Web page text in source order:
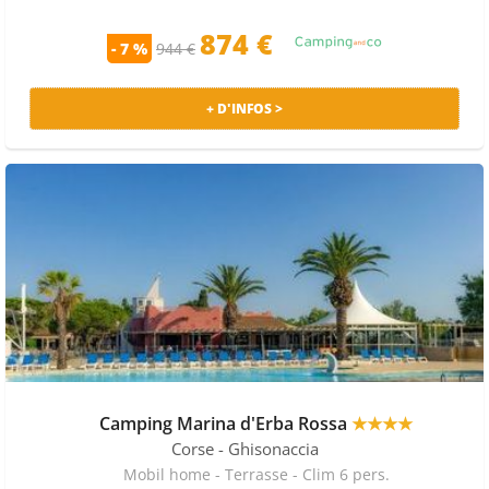
A côté de Ghisonaccia voici les principales curiosités :
Église St Michel. Pour les courses vous pouvez aller au
Casino ou à l'U. Du côté des restaurants, vous pouvez
PRIX MOYENS ET PROMOS CAMPINGS À
GHISONACCIA
Le camping le moins cher sur Ghisonaccia sur la saison
est 189€/semaine à la date du 26 Juin. Sur Ghisonaccia,
bénéficiez du code promo FD24, permettant de
chez Vacances Campings (fin le 26/10). Bénéficiez de
prix discount pour votre séjour en camping allant
- 7 % 944 € 874 €
+ D'INFOS >
Camping Marina d'Erba Rossa ★★★★
Corse - Ghisonaccia
Mobil home - Terrasse - Clim 6 pers.